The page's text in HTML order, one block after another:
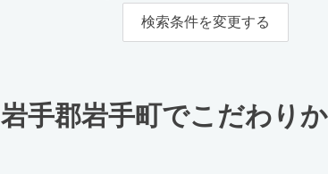
検索条件を変更する
岩手郡岩手町でこだわり